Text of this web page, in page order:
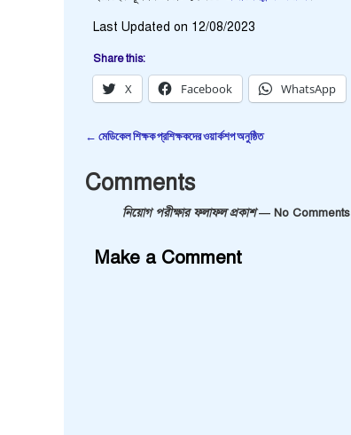
Last Updated on 12/08/2023
Share this:
X Facebook WhatsApp
← মেডিকেল শিক্ষক প্রশিক্ষকদের ওয়ার্কশপ অনুষ্ঠিত
Comments
নিয়োগ পরীক্ষার ফলাফল প্রকাশ— No Comments
Make a Comment